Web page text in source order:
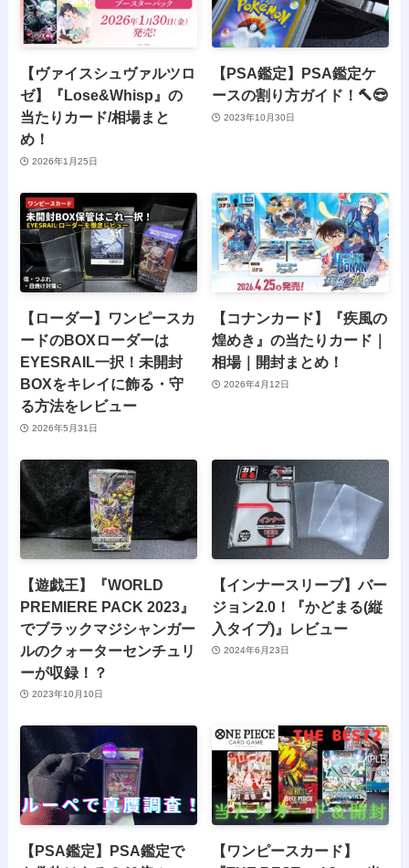
【ヴァイスシュヴァルツロ
ゼ】『Lose&Whisp』の
当たりカード/相場まと
め！
2026年1月25日
【PSA鑑定】PSA鑑定ケ
ースの割り方ガイド！🔨😎
2023年10月30日
【ローダー】ワンピースカ
ードのBOXローダーは
EYESRAIL一択！未開封
BOXをキレイに飾る・守
る方法をレビュー
2026年5月31日
【コナンカード】『疾風の
煌めき』の当たりカード｜
相場｜開封まとめ！
2026年4月12日
【遊戯王】『WORLD
PREMIERE PACK 2023』
でブラックマジシャンガー
ルのクォーターセンチュリ
ーが収録！？
2023年10月10日
【インナースリーブ】バー
ジョン2.0！『かどまる(縦
入タイプ)』レビュー
2024年6月23日
【PSA鑑定】PSA鑑定で
【ワンピースカード】